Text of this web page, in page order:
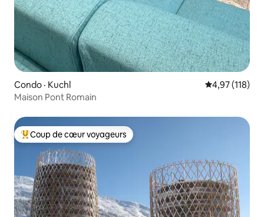
Condo · Kuchl Note
4,97 (118)
Maison Pont Romain
Coup de cœur voyageurs parmi les plus aimés
Coup de cœur voyageurs